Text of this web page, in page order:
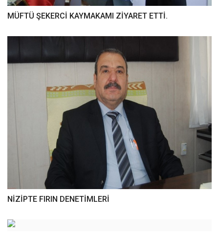
MÜFTÜ ŞEKERCİ KAYMAKAMI ZİYARET ETTİ.
NİZİPTE FIRIN DENETİMLERİ